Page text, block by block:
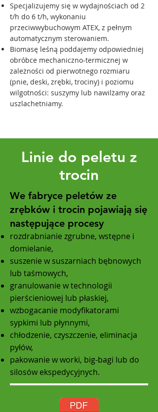
Specjalizujemy się w wydajnościach od 2
t/h do 6 t/h, wykonaniu
przeciwwybuchowym ATEX, z pełnym
automatycznym sterowaniem.
Biomasę leśną poddajemy odpowiedniej
obróbce mechaniczno-termicznej w
zależności od pierwotnego rozmiaru
(pnie, deski, zrębki, trociny) i poziomu
wilgotności: suszymy lub nawilżamy oraz
uszlachetniamy.
Linie do peletu z
trocin
We fabryce peletów ze
zrębków i trocin pojawiają się
następujące procesy
rozdrabnianie zgrubne, wstępne i
domielanie,
suszenie w suszarniach bębnowych
lub taśmowych,
granulowanie w technologii
pierścieniowej lub płaskiej,
wzbogacanie modyfikatorami
sypkimi lub płynnymi,
chłodzenie, czyszczenie, eliminacja
pyłów,
pakowanie w worki, big-bagi lub do
silosów ekspedycyjnych.